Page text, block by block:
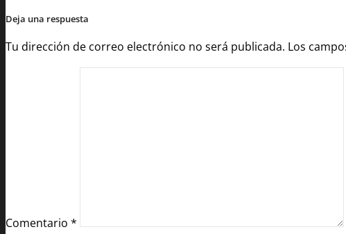
Deja una respuesta
Tu dirección de correo electrónico no será publicada. Los
Comentario *